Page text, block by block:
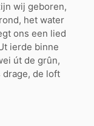
wij geboren,
het water
ons een lied
ierde binne
út de grûn,
de loft